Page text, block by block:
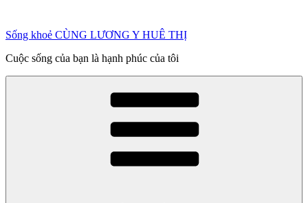
phần
dung
Sống khoẻ CÙNG LƯƠNG Y HUÊ THỊ
Cuộc sống của bạn là hạnh phúc của tôi